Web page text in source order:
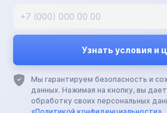
Мы гарантируем безопасность и
данных. Нажимая на кнопку, вы
обработку своих персональных